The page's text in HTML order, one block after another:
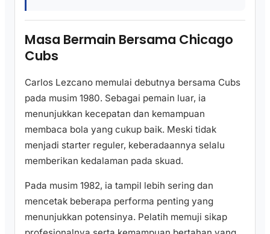
Masa Bermain Bersama Chicago
Cubs
Carlos Lezcano memulai debutnya bersama Cubs
pada musim 1980. Sebagai pemain luar, ia
menunjukkan kecepatan dan kemampuan
membaca bola yang cukup baik. Meski tidak
menjadi starter reguler, keberadaannya selalu
memberikan kedalaman pada skuad.
Pada musim 1982, ia tampil lebih sering dan
mencetak beberapa performa penting yang
menunjukkan potensinya. Pelatih memuji sikap